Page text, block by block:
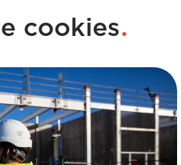
cookies.